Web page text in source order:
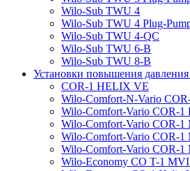
Wilo-Sub TWU 4
Wilo-Sub TWU 4 Plug-
Wilo-Sub TWU 4-QC
Wilo-Sub TWU 6-B
Wilo-Sub TWU 8-B
Установки повышения
COR-1 HELIX VE
Wilo-Comfort-N-Vario
Wilo-Comfort-Vario COR-1
Wilo-Comfort-Vario COR-1
Wilo-Comfort-Vario COR-1
Wilo-Comfort-Vario COR-
Wilo-Economy CO T-1